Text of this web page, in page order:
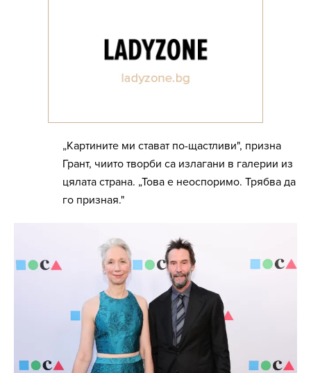
„Картините ми стават по-щастливи", призна
Грант, чиито творби са излагани в галерии из
цялата страна. „Това е неоспоримо. Трябва да
го призная."